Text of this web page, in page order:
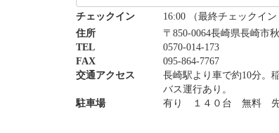
チェックイン 16:00 （最終チェックイン
住所
〒850-0064長崎県長崎市
TEL
0570-014-173
FAX
095-864-7767
交通アクセス
長崎駅より車で約10分。
バス運行あり。
駐車場
有り １４０台 無料 先